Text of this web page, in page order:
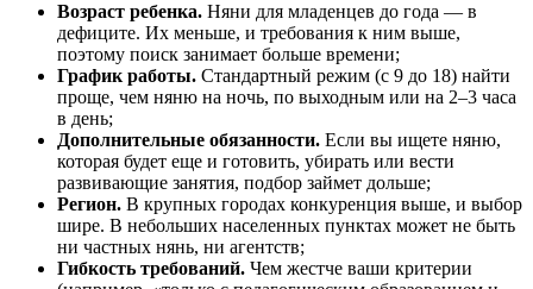
Возраст ребенка. Няни для младенцев до года — в
дефиците. Их меньше, и требования к ним выше,
поэтому поиск занимает больше времени;
График работы. Стандартный режим (с 9 до 18) найти
проще, чем няню на ночь, по выходным или на 2–3 часа
в день;
Дополнительные обязанности. Если вы ищете няню,
которая будет еще и готовить, убирать или вести
развивающие занятия, подбор займет дольше;
Регион. В крупных городах конкуренция выше, и выбор
шире. В небольших населенных пунктах может не быть
ни частных нянь, ни агентств;
Гибкость требований. Чем жестче ваши критерии